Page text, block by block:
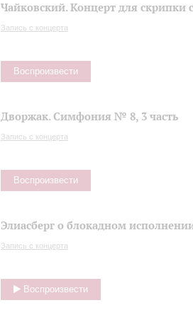
Чайковский. Концерт для скрипки
Запись с концерта
Воспроизвести
Дворжак. Симфония № 8, 3 часть
Запись с концерта
Воспроизвести
Элиасберг о блокадном
Запись с концерта
Воспроизвести